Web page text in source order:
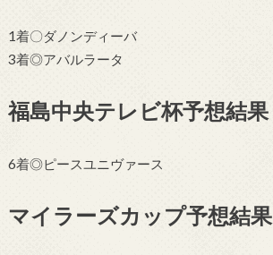
1着〇ダノンディーバ
3着◎アバルラータ
福島中央テレビ杯予想結果
6着◎ピースユニヴァース
マイラーズカップ予想結果